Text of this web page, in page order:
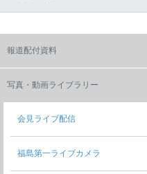
報道配付資料
写真・動画ライブラリー
会見ライブ配信
福島第一ライブカメラ